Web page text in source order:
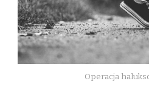
Operacja